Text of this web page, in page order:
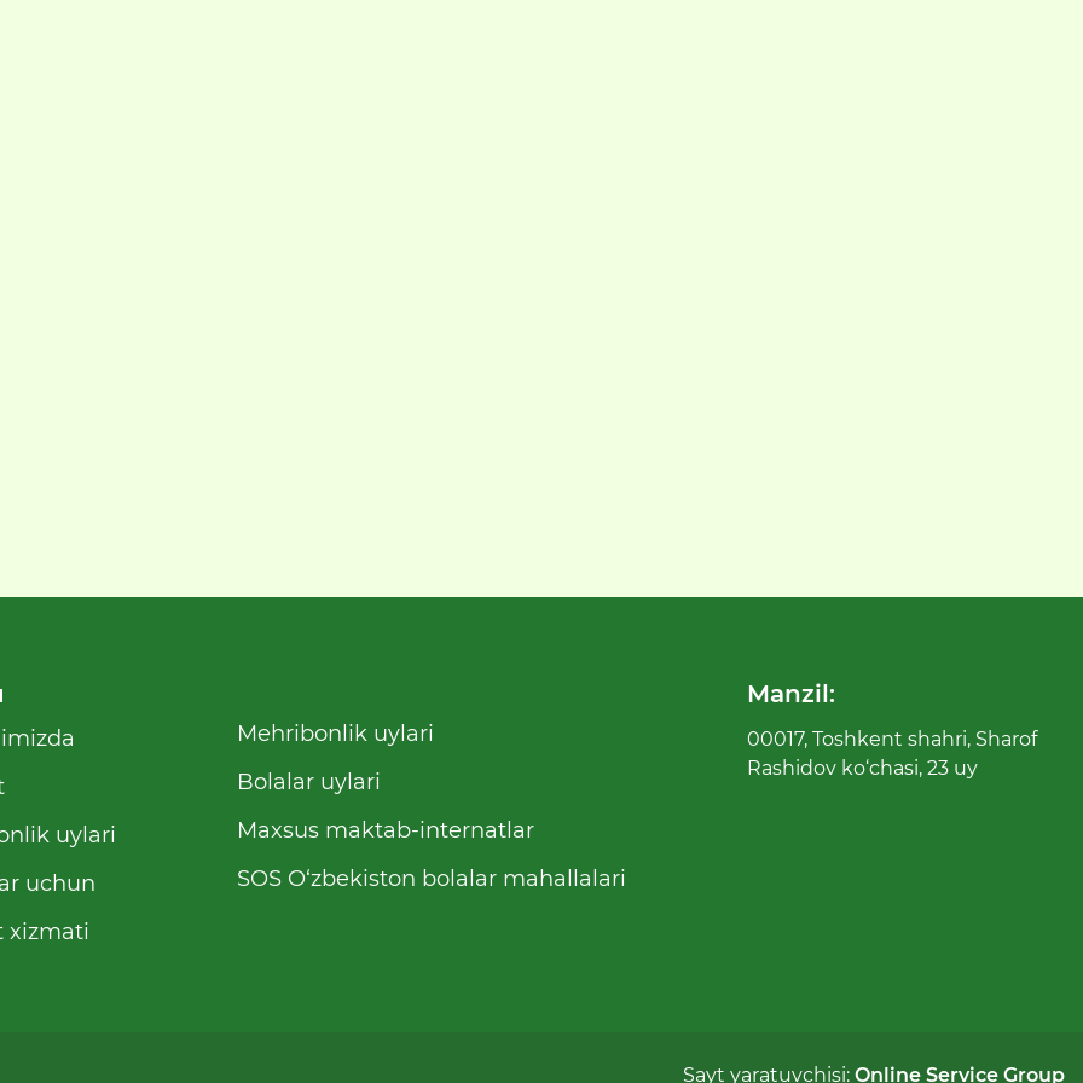
uylari
uchun
xizmati
Mehribonlik uylari
Bolalar uylari
Maxsus maktab-internatlar
SOS O‘zbekiston bolalar mahallalari
Manzil:
00017, Toshkent shahri, Sharof
Rashidov ko‘chasi, 23 uy
Sayt yaratuvchisi: Online Service Group